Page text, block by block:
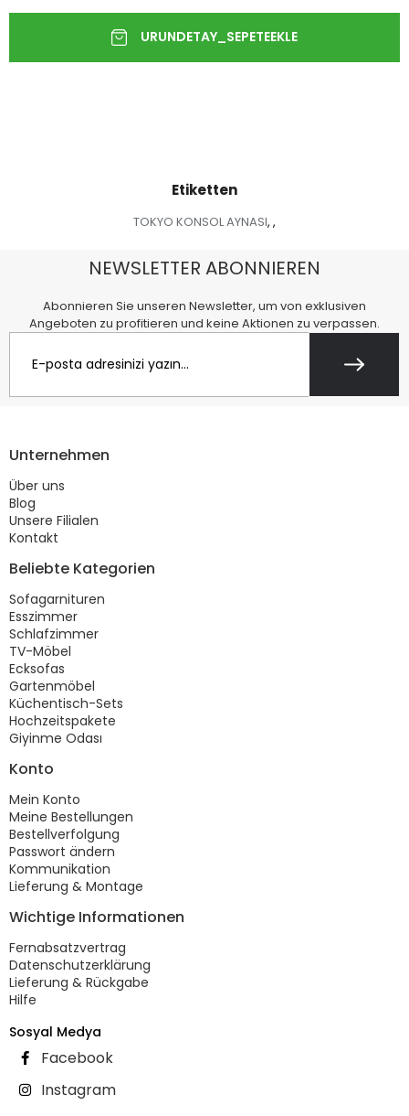
Etiketten
TOKYO KONSOL AYNASI, ,
NEWSLETTER ABONNIEREN
Abonnieren Sie unseren Newsletter, um von exklusiven
Angeboten zu profitieren und keine Aktionen zu verpassen.
Unternehmen
Über uns
Blog
Unsere Filialen
Kontakt
Beliebte Kategorien
Sofagarnituren
Esszimmer
Schlafzimmer
TV-Möbel
Ecksofas
Gartenmöbel
Küchentisch-Sets
Hochzeitspakete
Giyinme Odası
Konto
Mein Konto
Meine Bestellungen
Bestellverfolgung
Passwort ändern
Kommunikation
Lieferung & Montage
Wichtige Informationen
Fernabsatzvertrag
Datenschutzerklärung
Lieferung & Rückgabe
Hilfe
Sosyal Medya
Facebook
Instagram